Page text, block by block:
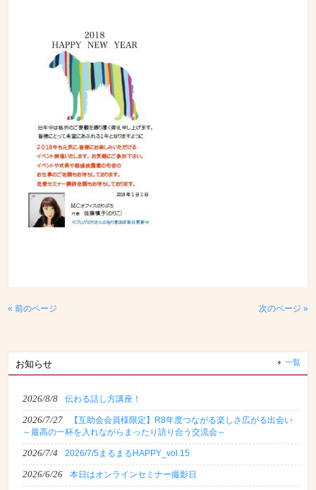
« 前のページ 次のページ »
お知らせ 一覧
2026/8/8 伝わる話し方講座！
2026/7/27
【互助会会員様限定】R8年度つながる楽しさ広がる出会い
～最高の一杯を入れながらまったり語り合う交流会～
2026/7/4 2026/7/5まるまるHAPPY_vol.15
2026/6/26 本日はオンラインセミナー撮影日